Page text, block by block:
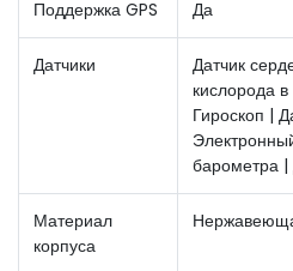
Поддержка GPS Да
Датчики
Датчик
кислорода
Гироскоп |
барометра |
Материал
корпуса